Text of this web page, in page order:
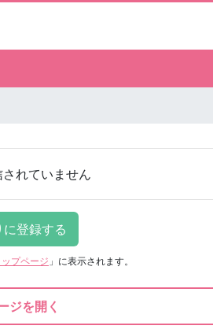
れていません
ップページ 」に表示されます。
ジを開く